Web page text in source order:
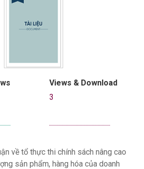
Views & Download
3
về tổ thực thi chính sách nâng cao
sản phẩm, hàng hóa của doanh